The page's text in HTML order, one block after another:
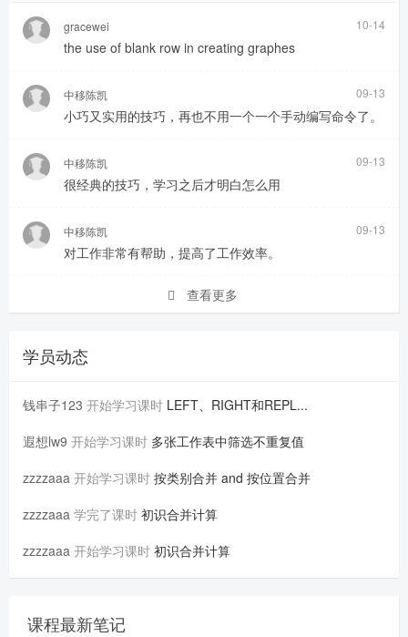
gracewei 10-14
the use of blank row in creating graphes
中移陈凯 09-13
小巧又实用的技巧，再也不用一个一个手动编写命令了。
中移陈凯 09-13
很经典的技巧，学习之后才明白怎么用
中移陈凯 09-13
对工作非常有帮助，提高了工作效率。
查看更多
学员动态
钱串子123 开始学习课时 LEFT、RIGHT和REPL...
遐想lw9 开始学习课时 多张工作表中筛选不重复值
zzzzaaa 开始学习课时 按类别合并 and 按位置合并
zzzzaaa 学完了课时 初识合并计算
zzzzaaa 开始学习课时 初识合并计算
课程最新笔记